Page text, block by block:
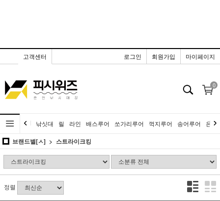
고객센터 로그인 회원가입 마이페이지
0
낚싯대 릴 라인 배스루어 쏘가리루어 꺽지루어 송어루어 은어
브랜드별[ㅅ] 스트라이크킹
정렬